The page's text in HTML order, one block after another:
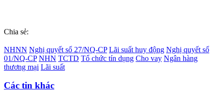
Chia sẻ:
NHNN Nghị quyết số 27/NQ-CP Lãi suất huy động Nghị quyết số
01/NQ-CP NHN TCTD Tổ chức tín dụng Cho vay Ngân hàng
thương mại Lãi suất
Các tin khác